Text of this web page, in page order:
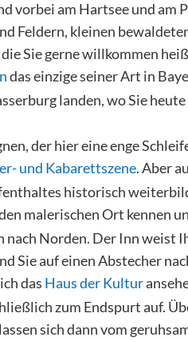
vorbei am Hartsee und am
Feldern, kleinen
Sie gerne willkommen
das einzige seiner Art in
landen, wo Sie
der hier eine enge
und Kabarettszene. Aber
historisch
malerischen Ort kennen
nach Norden. Der Inn weist
Sie auf einen Abstecher
das Haus der Kultur
zum Endspurt auf.
sich dann vom